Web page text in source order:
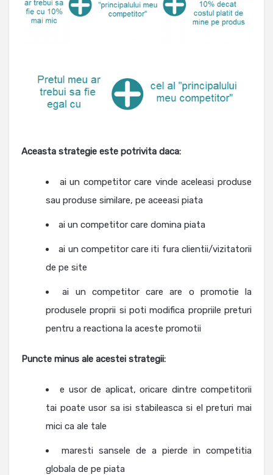
Aceasta strategie este potrivita daca:
ai un competitor care vinde aceleasi produse
sau produse similare, pe aceeasi piata
ai un competitor care domina piata
ai un competitor care iti fura clientii/vizitatorii
de pe site
ai un competitor care are o promotie la
produsele proprii si poti modifica propriile preturi
pentru a reactiona la aceste promotii
Puncte minus ale acestei strategii:
e usor de aplicat, oricare dintre competitorii
tai poate usor sa isi stabileasca si el preturi mai
mici ca ale tale
maresti sansele de a pierde in competitia
globala de pe piata